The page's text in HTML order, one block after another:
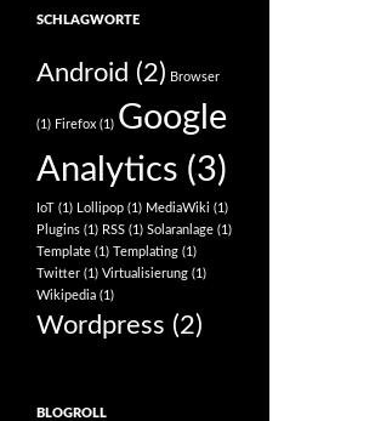
SCHLAGWORTE
Android (2) Browser
(1) Firefox (1) Google
Analytics (3)
IoT (1) Lollipop (1) MediaWiki (1)
Plugins (1) RSS (1) Solaranlage (1)
Template (1) Templating (1)
Twitter (1) Virtualisierung (1)
Wikipedia (1)
Wordpress (2)
BLOGROLL